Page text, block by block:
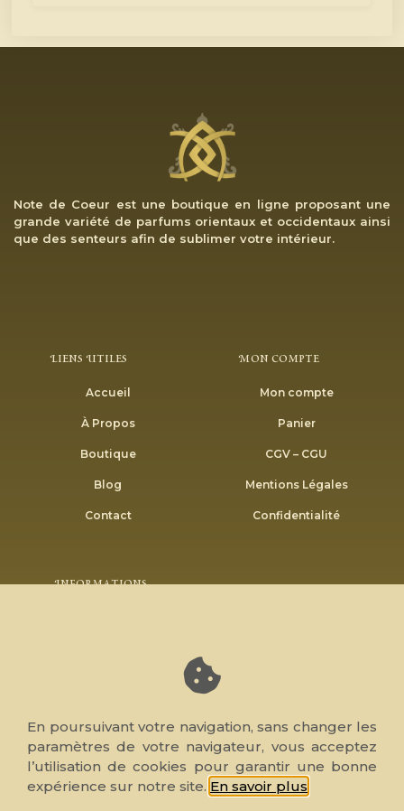
Note de Coeur est une boutique en ligne proposant une
grande variété de parfums orientaux et occidentaux ainsi
que des senteurs afin de sublimer votre intérieur.
Liens Utiles
Accueil
À Propos
Boutique
Blog
Contact
Mon Compte
Mon compte
Panier
CGV – CGU
Mentions Légales
Confidentialité
Informations
Inscrivez-vous à notre newsletter pour recevoir nos
bons plans et promotions.
© 2026 Note de Cœur, tous droits réservés. Réalisé par
WP4Muslim.
En poursuivant votre navigation, sans changer les
paramètres de votre navigateur, vous acceptez
l’utilisation de cookies pour garantir une bonne
expérience sur notre site. En savoir plus